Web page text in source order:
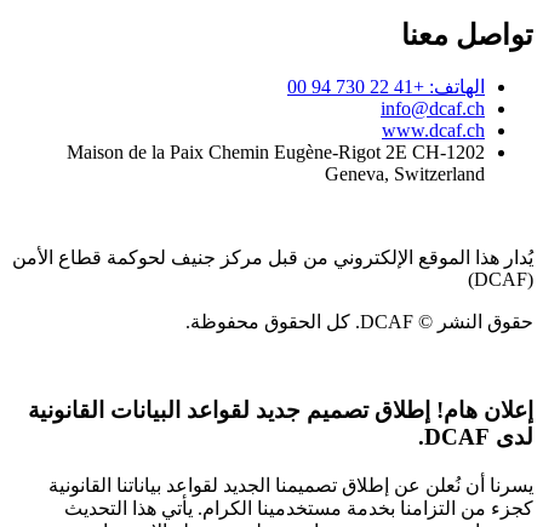
تواصل معنا
الهاتف: +41 22 730 94 00
info@dcaf.ch
www.dcaf.ch
Maison de la Paix Chemin Eugène-Rigot 2E CH-1202
Geneva, Switzerland
يُدار هذا الموقع الإلكتروني من قبل مركز جنيف لحوكمة قطاع الأمن
(DCAF)
حقوق النشر © DCAF. كل الحقوق محفوظة.
إعلان هام! إطلاق تصميم جديد لقواعد البيانات القانونية
لدى DCAF.
يسرنا أن نُعلن عن إطلاق تصميمنا الجديد لقواعد بياناتنا القانونية
كجزء من التزامنا بخدمة مستخدمينا الكرام. يأتي هذا التحديث